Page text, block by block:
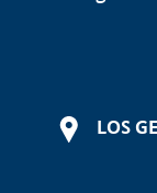
LOS